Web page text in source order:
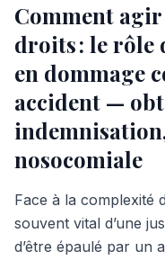
Comment
droits : le rôle
en dommage
accident —
nosocomiale
Face à la complexité
souvent vital d’une
d’être épaulé par un